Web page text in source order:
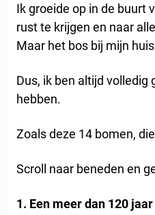
Ik groeide op in de buurt
rust te krijgen en naar
Maar het bos bij mijn
Dus, ik ben altijd
hebben.
Zoals deze 14 bomen,
Scroll naar beneden en
1. Een meer dan 120